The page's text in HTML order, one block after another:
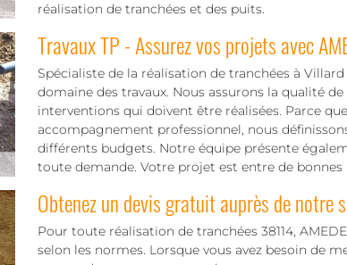
réalisation de tranchées et des puits.
Travaux TP - Assurez vos projets avec
Spécialiste de la réalisation de tranchées à
domaine des travaux. Nous assurons la qualité
interventions qui doivent être réalisées. Parce
accompagnement professionnel, nous
différents budgets. Notre équipe présente
toute demande. Votre projet est entre de bonnes
Obtenez un devis gratuit auprès de notre
Pour toute réalisation de tranchées 38114,
selon les normes. Lorsque vous avez besoin de